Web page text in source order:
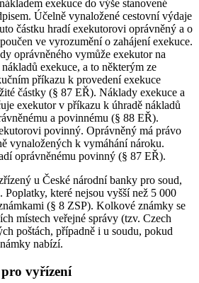
exekuce do výše stanovené
Účelně vynaložené cestovní výdaje
částku hradí exekutorovi oprávněný a o
ve vyrozumění o zahájení exekuce.
oprávněného vymůže exekutor na
exekuce, a to některým ze
příkazu k provedení exekuce
částky (§ 87 EŘ). Náklady exekuce a
exekutor v příkazu k úhradě nákladů
a povinnému (§ 88 EŘ).
povinný. Oprávněný má právo
vynaložených k vymáhání nároku.
oprávněnému povinný (§ 87 EŘ).
u České národní banky pro soud,
které nejsou vyšší než 5 000
(§ 8 ZSP). Kolkové známky se
místech veřejné správy (tzv. Czech
poštách, případně i u soudu, pokud
nabízí.
vyřízení